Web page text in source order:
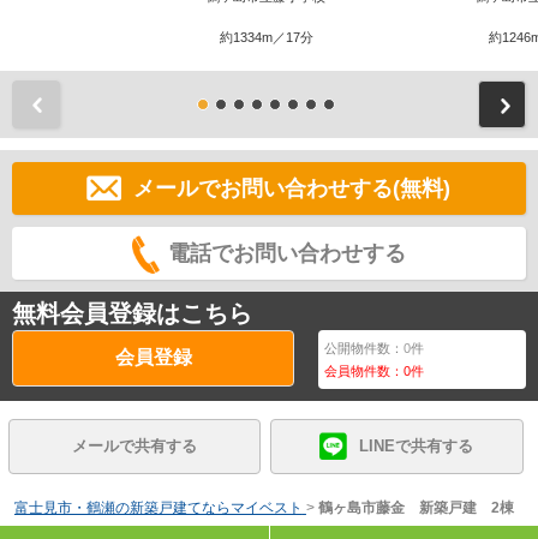
約1334m／17分 約
メールでお問い合わせする(無料)
電話でお問い合わせする
無料会員登録はこちら
会員登録 公開物件数：0件
会員物件数：0件
メールで共有する LINEで共有する
富士見市・鶴瀬の新築戸建てならマイベスト > 鶴ヶ島市藤金 新築戸建 2棟